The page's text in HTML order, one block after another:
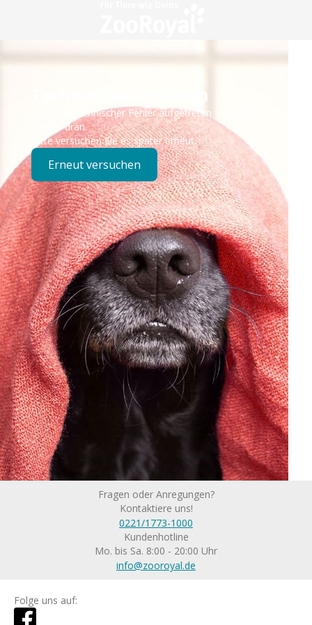
Technisches Problem
Es ist ein technischer Fehler aufgetreten – wir sind
bereits dran.
Bitte versuchen Sie es später erneut.
Erneut versuchen
Fragen oder Anregungen?
Kontaktiere uns!
0221/1773-1000
Kundenhotline
Mo. bis Sa. 8:00 - 20:00 Uhr
info@zooroyal.de
Folge uns auf: